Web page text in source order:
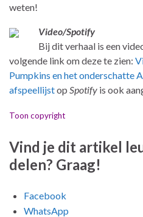
weten!
Video/Spotify
Bij dit verhaal is een
volgende link om deze te zien:
Pumpkins en het onderschatte
afspeellijstop Spotify is ook
Toon copyright
Vind je dit artikel
delen? Graag!
Facebook
WhatsApp